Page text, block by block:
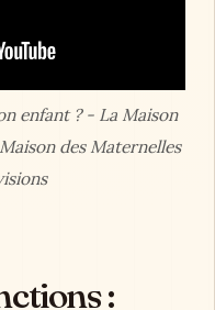
enfant ? - La Maison
des Maternelles
: